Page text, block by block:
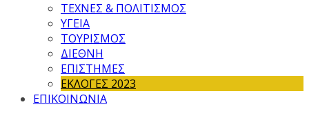
ΤΕΧΝΕΣ & ΠΟΛΙΤΙΣΜΟΣ
ΥΓΕΙΑ
ΤΟΥΡΙΣΜΟΣ
ΔΙΕΘΝΗ
ΕΠΙΣΤΗΜΕΣ
ΕΚΛΟΓΕΣ 2023
ΕΠΙΚΟΙΝΩΝΙΑ